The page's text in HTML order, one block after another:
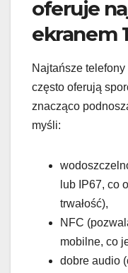
oferuje
ekranem
Najtańsze
często oferują
znacząco
myśli:
lub IP67, co
trwałość),
NFC
mobilne, co
dobre audio